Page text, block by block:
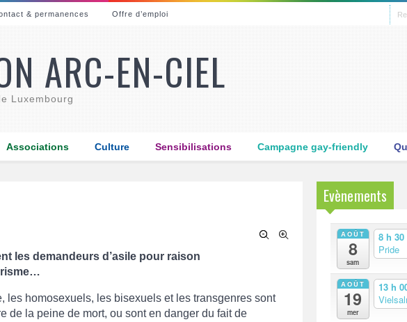
& permanences Offre d’emploi
ARC-EN-CIEL
Luxembourg
Associations Culture Sensibilisations Campagne gay-friendly
les demandeurs d’asile pour raison
les homosexuels, les bisexuels et les transgenres sont
de la peine de mort, ou sont en danger du fait de
Evènements
AOÛT
8
sam
8 h
Pride
AOÛT
19
mer
13 h